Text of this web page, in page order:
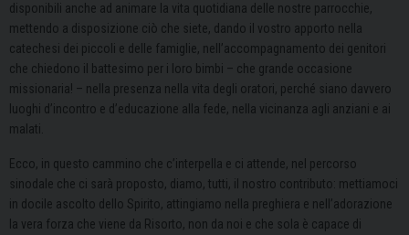
disponibili anche ad animare la vita quotidiana delle nostre parrocchie,
mettendo a disposizione ciò che siete, dando il vostro apporto nella
catechesi dei piccoli e delle famiglie, nell’accompagnamento dei genitori
che chiedono il battesimo per i loro bimbi – che grande occasione
missionaria! – nella presenza nella vita degli oratori, perché siano davvero
luoghi d’incontro e d’educazione alla fede, nella vicinanza agli anziani e ai
malati.
Ecco, in questo cammino che c’interpella e ci attende, nel percorso
sinodale che ci sarà proposto, diamo, tutti, il nostro contributo: mettiamoci
in docile ascolto dello Spirito, attingiamo nella preghiera e nell’adorazione
la vera forza che viene da Risorto, non da noi e che sola è capace di